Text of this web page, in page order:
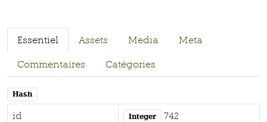
Essentiel Assets Media Meta
Commentaires Catégories
Hash
id Integer 742